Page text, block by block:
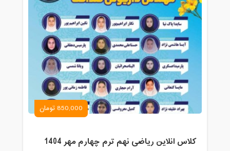
850,000 تومان
کلاس انلاین ریاضی نهم ترم چهارم مهر 1404